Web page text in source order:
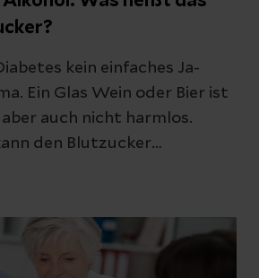
zur Kenntnis genommen
Abbrechen
kein einfaches Ja-
Ein Glas Wein oder Bier ist
auch nicht harmlos.
den Blutzucker
Unterzuckerungen
Diabetes-Medikamente
dazu wissen müssen, haben